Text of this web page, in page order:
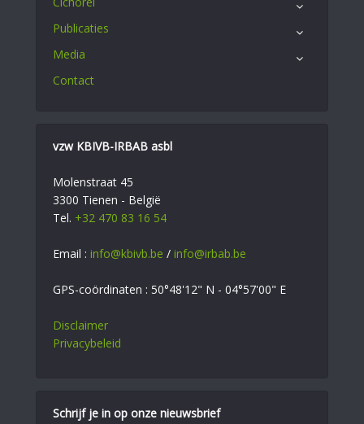
Publicaties
Media
Contact
vzw KBIVB-IRBAB asbl
Molenstraat 45
3300 Tienen - België
Tel. +32 470 83 16 54
Email : info@kbivb.be / info@irbab.be
GPS-coördinaten : 50°48'12" N - 04°57'00" E
Disclaimer
Privacybeleid
Schrijf je in op onze nieuwsbrief